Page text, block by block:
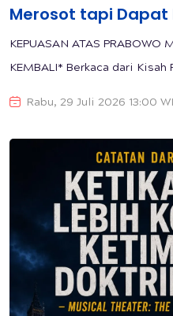
Merosot tapi Dapat
KEPUASAN ATAS PRABOWO
KEMBALI* Berkaca dari Kisah
Rabu, 29 Juli 2026 13:00